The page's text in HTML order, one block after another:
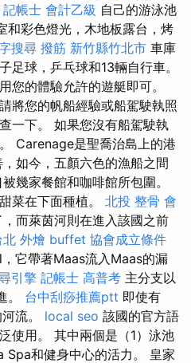
記帳士 會計乙級 自己的游泳池
和彩色燈光，木地板露台，烤
搜尋 撥筋 新竹縣竹北市 車庫
足球，乒乓球和13輛自行車。
您的體驗允許的遊艇即可。
將您的帆船經驗或船駕駛執照
一下。 如果您沒有船駕駛執
Carenage是聖喬治島上的港
如今，五顏六色的漁船之間
幾家餐館和咖啡館所包圍。
菜在下面種植。 北投 整骨 會
而萊茵河則在進入該國之前
北 外燴 buffet 協會成立條件
它帶著Maas流入Maas的漏
引擎 記帳士 高普考 主分支以
。 台中刮痧推薦ptt 即使有
流。 local seo 該國的官方語
使用。 其中兩個是（1）泳池
Spa和健身中心的活力。 皇家